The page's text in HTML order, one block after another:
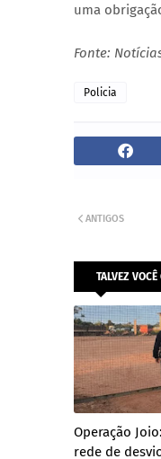
uma
Fonte:
Policia
ANTIGOS
TALVEZ
Operação
rede de